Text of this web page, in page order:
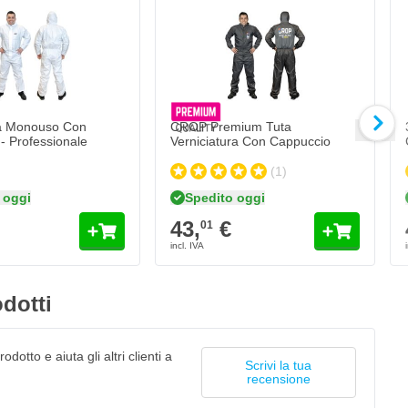
Aggiungi al Carrello
Monouso Con
Professionale
oggi
Spedito oggi
Aggiungi al
CROP Premium Tuta
Verniciatura Con Cappuccio
(1)
Spedito oggi
43,01 €
e aiuta gli altri clienti a
Scrivi la tua
recensione